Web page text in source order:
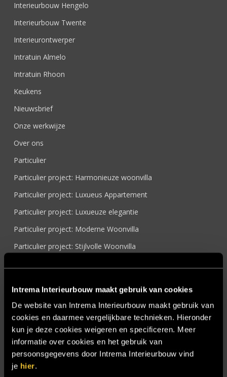
Intrema Interieurbouw maakt gebruik van cookies
De website van Intrema Interieurbouw maakt gebruik van
cookies en daarmee vergelijkbare technieken. Hieronder
kun je deze cookies weigeren en specificeren. Meer
informatie over cookies en het gebruik van
persoonsgegevens door Intrema Interieurbouw vind
je hier.
Interieurbouw Hengelo
Interieurbouw Twente
Interieurontwerper
Intratuin Almelo
Intratuin Rhoon
Keukens
Nieuwsbrief
Onze werkwijze
Over ons
Particulier
Particulier project: Harmonieuze woonvilla
Particulier project: Luxueus Appartement
Particulier project: Luxueuze elegantie
Particulier project: Moderne Woonvilla
Particulier project: Stijlvolle Woonvilla
Samenwerken
Sensire
SIDN